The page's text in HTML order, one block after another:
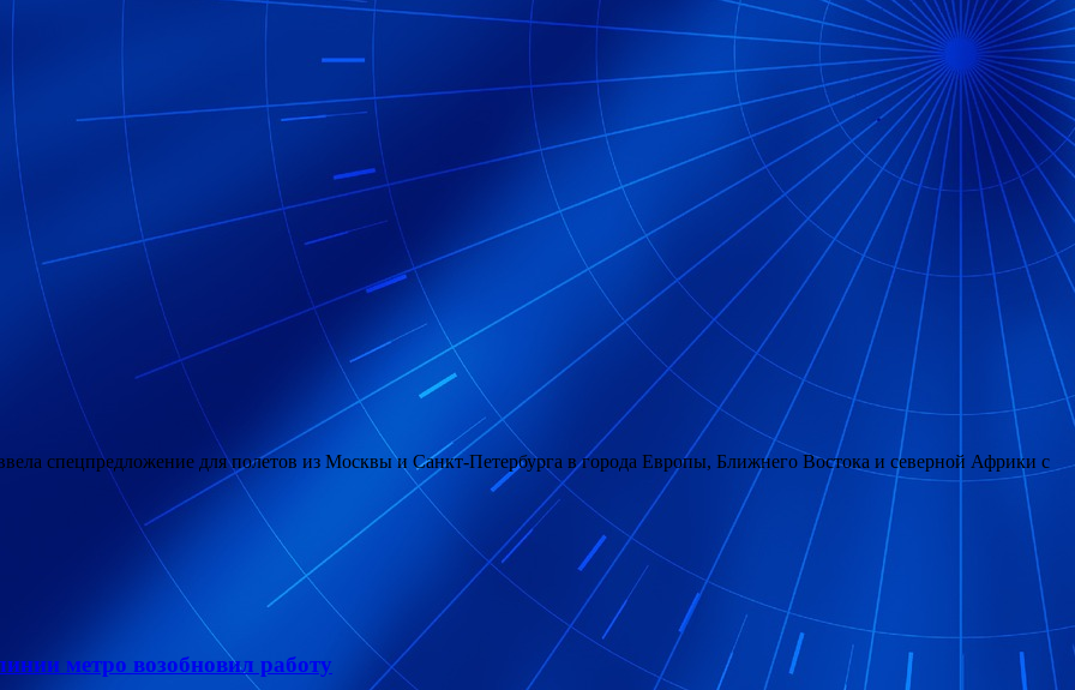
спецпредложение для полетов из Москвы и Санкт-Петербурга в города Европы, Ближнего Востока и северной Африки с
метро возобновил работу